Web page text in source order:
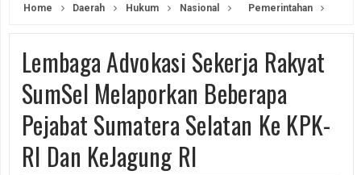
Home Daerah Hukum Nasional Pemerintahan
Lembaga Advokasi Sekerja Rakyat
SumSel Melaporkan Beberapa
Pejabat Sumatera Selatan Ke KPK-
RI Dan KeJagung RI